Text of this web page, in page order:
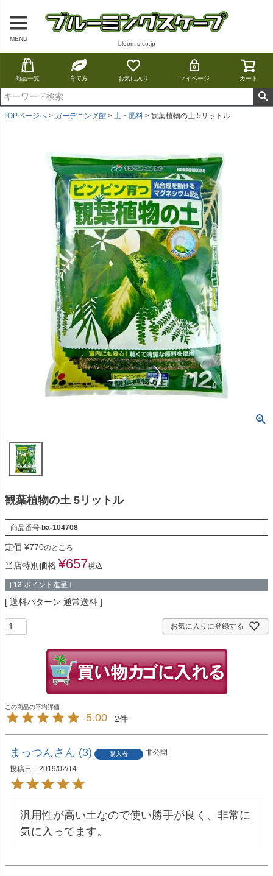
MENU
bloom-s.co.jp
商品一覧 育て方 お気に入り マイページ カート
TOPページへ ガーデニング館 土・肥料 観葉植物の土 5リットル
観葉植物の土 5リットル
商品番号 ba-104708
定価 ¥770のところ
当店特別価格 ¥657税込
[ 12 ポイント進呈 ]
送料パターン 通常送料
お気に入りに登録する
5.00 2
まっつん 3 購入者
非公開
投稿日
2019/02/14
汎用性が高い土なので使い勝手が良く、非常に
気に入ってます。